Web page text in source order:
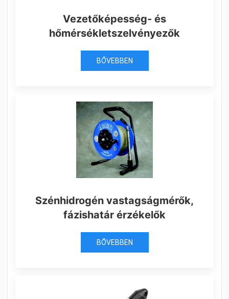
Vezetőképesség- és
hőmérsékletszelvényezők
BŐVEBBEN
Szénhidrogén vastagságmérők,
fázishatár érzékelők
BŐVEBBEN